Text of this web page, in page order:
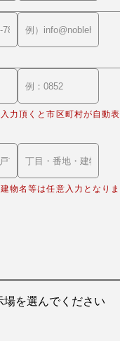
力頂くと市区町村が自動表
物名等は任意入力となりま